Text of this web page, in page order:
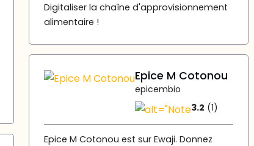
Digitaliser la chaîne d'approvisionnement
alimentaire !
Epice M Cotonou
epicembio
3.2 (1)
Epice M Cotonou est sur Ewaji. Donnez